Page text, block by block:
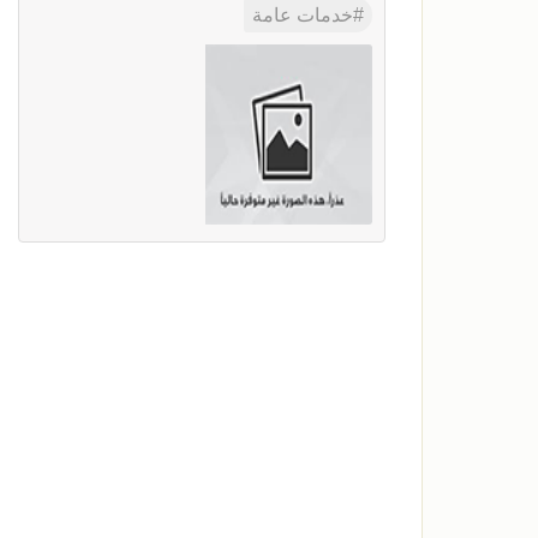
خدمات عامة